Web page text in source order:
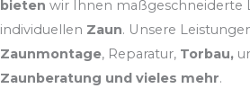
bieten wir Ihnen maßgeschneiderte
individuellen Zaun. Unsere
Zaunmontage, Reparatur, Torbau,
Zaunberatung und vieles mehr.